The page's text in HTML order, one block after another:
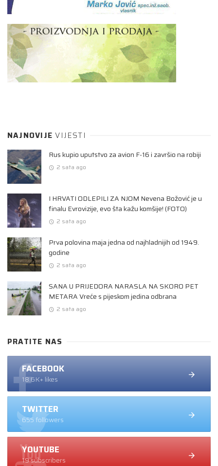
NAJNOVIJEVIJESTI
Rus kupio uputstvo za avion F-16 i završio na robiji
2 sata ago
I HRVATI ODLEPILI ZA NJOM Nevena Božović je u
finalu Evrovizije, evo šta kažu komšije! (FOTO)
2 sata ago
Prva polovina maja jedna od najhladnijih od 1949.
godine
2 sata ago
SANA U PRIJEDORA NARASLA NA SKORO PET
METARA Vreće s pijeskom jedina odbrana
2 sata ago
PRATITE NAS
FACEBOOK
18.6K+ likes
TWITTER
655 followers
YOUTUBE
19 subscribers